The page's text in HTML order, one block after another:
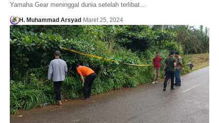
Yamaha Gear meninggal dunia setelah terlibat…
H. Muhammad Arsyad Maret 25, 2024